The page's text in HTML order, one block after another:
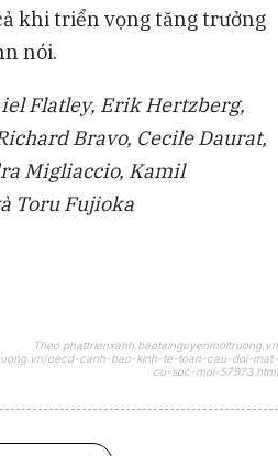
khi triển vọng tăng trưởng
nói.
Flatley, Erik Hertzberg,
Bravo, Cecile Daurat,
Migliaccio, Kamil
Toru Fujioka
Theo phattrienxanh.baotainguyenmoitruong.vn
oecd-canh-bao-kinh-te-toan-cau-doi-mat-
cu-soc-moi-57973.html